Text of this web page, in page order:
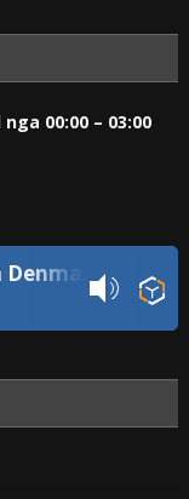
00:00 – 03:00
Radio Antena Denmark